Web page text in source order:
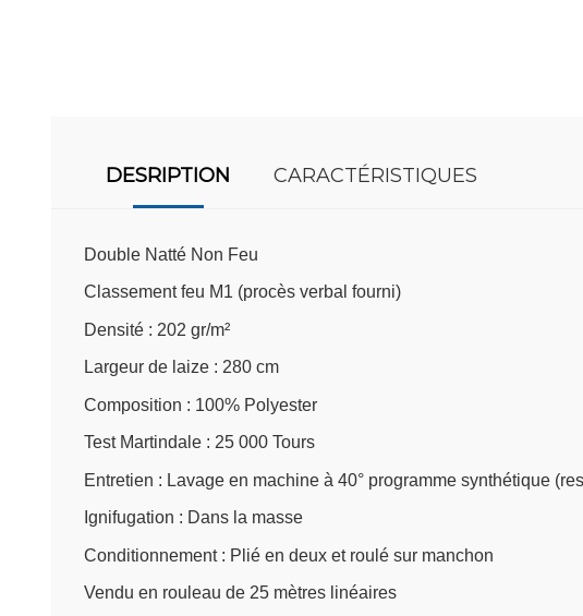
DESRIPTION CARACTÉRISTIQUES
Double Natté Non Feu
Classement feu M1 (procès verbal fourni)
Densité : 202 gr/m²
Largeur de laize : 280 cm
Composition : 100% Polyester
Test Martindale : 25 000 Tours
Entretien : Lavage en machine à 40° programme synthétique
Ignifugation : Dans la masse
Conditionnement : Plié en deux et roulé sur manchon
Vendu en rouleau de 25 mètres linéaires